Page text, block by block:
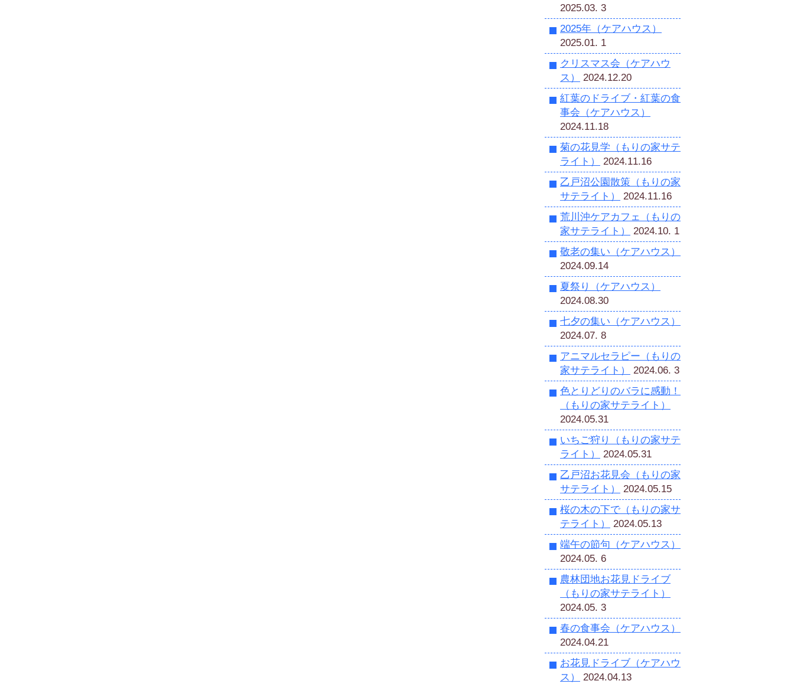
2025.03. 3
2025年（ケアハウス）
2025.01. 1
クリスマス会（ケアハウ
ス）
2024.12.20
紅葉のドライブ・紅葉の食
事会（ケアハウス）
2024.11.18
菊の花見学（もりの家サテ
ライト）
2024.11.16
乙戸沼公園散策（もりの家
サテライト）
2024.11.16
荒川沖ケアカフェ（もりの
家サテライト）
2024.10. 1
敬老の集い（ケアハウス）
2024.09.14
夏祭り（ケアハウス）
2024.08.30
七夕の集い（ケアハウス）
2024.07. 8
アニマルセラピー（もりの
家サテライト）
2024.06. 3
色とりどりのバラに感動！
（もりの家サテライト）
2024.05.31
いちご狩り（もりの家サテ
ライト）
2024.05.31
乙戸沼お花見会（もりの家
サテライト）
2024.05.15
桜の木の下で（もりの家サ
テライト）
2024.05.13
端午の節句（ケアハウス）
2024.05. 6
農林団地お花見ドライブ
（もりの家サテライト）
2024.05. 3
春の食事会（ケアハウス）
2024.04.21
お花見ドライブ（ケアハウ
ス）
2024.04.13